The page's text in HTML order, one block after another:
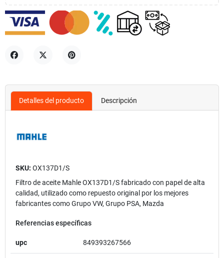
Detalles del producto Descripción
SKU: OX137D1/S
Filtro de aceite Mahle OX137D1/S fabricado con papel de alta
calidad, utilizado como repuesto original por los mejores
fabricantes como Grupo VW, Grupo PSA, Mazda
Referencias específicas
upc 849393267566